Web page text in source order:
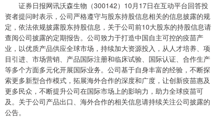
证券日报网讯沃森生物（300142）10月17日在互动平台回答投
资者提问时表示，公司严格遵守与股东持股信息相关的信息披露的规
定，依法依规披露股东持股信息，关于公司前10大股东的持股信息请
查阅公司披露的定期报告。公司致力于打造中国自主可控的疫苗产
业，以优质产品供应全球市场，持续加大资源投入，从人才培养、项
目引进、市场营销、产品国际注册和临床试验、国际认证、合作生产
等多个方面多元化开展国际业务。公司基于自身丰富的经验，不断探
索更多新型合作模式，拓展海外合作的深度和广度，让创新疫苗惠及
更多民众，不断提升公司在国际市场上的影响力，助力全球疫苗可
及。关于公司产品出口、海外合作的相关信息请持续关注公司披露的
公告。